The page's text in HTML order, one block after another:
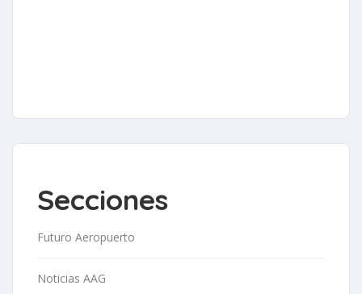
Secciones
Futuro Aeropuerto
Noticias AAG